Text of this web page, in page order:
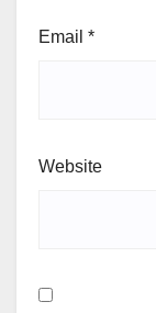
Email *
Website